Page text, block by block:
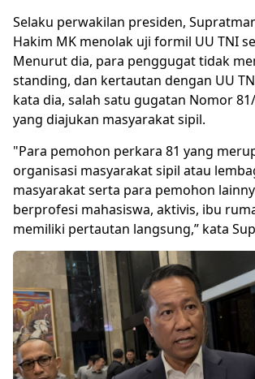
Selaku perwakilan presiden,
Hakim MK menolak uji formil UU TNI
Menurut dia, para penggugat tidak
standing, dan kertautan dengan UU
kata dia, salah satu gugatan Nomor
yang diajukan masyarakat sipil.
"Para pemohon perkara 81 yang
organisasi masyarakat sipil atau
masyarakat serta para pemohon
berprofesi mahasiswa, aktivis, ibu
memiliki pertautan langsung,” kata